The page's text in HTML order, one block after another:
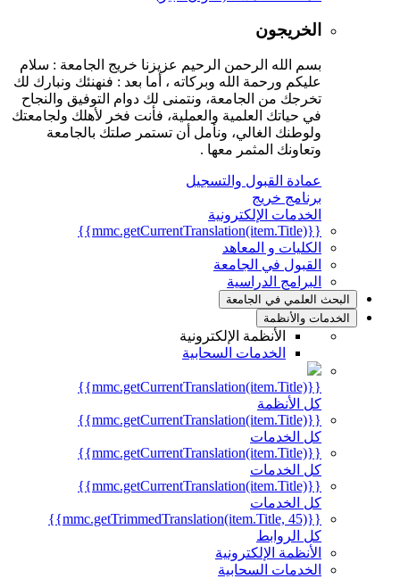
الخريجون
بسم الله الرحمن الرحيم عزيزنا خريج الجامعة : سلام
عليكم ورحمة الله وبركاته ، أما بعد : فنهنئك ونبارك لك
تخرجك من الجامعة، ونتمنى لك دوام التوفيق والنجاح
في حياتك العلمية والعملية، فأنت فخر لأهلك ولجامعتك
ولوطنك الغالي، ونأمل أن تستمر صلتك بالجامعة
وتعاونك المثمر معها .
عمادة القبول والتسجيل
برنامج خريج
الخدمات الإلكترونية
{{mmc.getCurrentTranslation(item.Title)}}
الكليات و المعاهد
القبول في الجامعة
البرامج الدراسية
البحث العلمي في الجامعة
الخدمات والأنظمة
الأنظمة الإلكترونية
الخدمات السحابية
{{mmc.getCurrentTranslation(item.Title)}}
كل الأنظمة
{{mmc.getCurrentTranslation(item.Title)}}
كل الخدمات
{{mmc.getCurrentTranslation(item.Title)}}
كل الخدمات
{{mmc.getCurrentTranslation(item.Title)}}
كل الخدمات
{{mmc.getTrimmedTranslation(item.Title, 45)}}
كل الروابط
الأنظمة الإلكترونية
الخدمات السحابية